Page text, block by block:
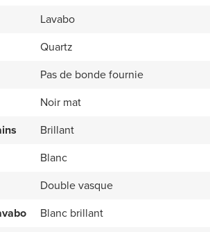
Lavabo
Quartz
Pas de bonde fournie
Noir mat
Brillant
Blanc
Double vasque
Blanc brillant